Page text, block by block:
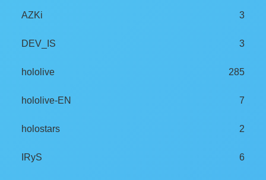
AZKi 3
DEV_IS 3
hololive 285
hololive-EN 7
holostars 2
IRyS 6